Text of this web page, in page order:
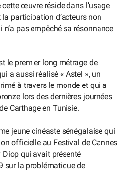
œuvre réside dans l’usage
participation d’acteurs non
n’a pas empêché sa résonnance
le premier long métrage de
a aussi réalisé « Astel », un
à travers le monde et qui a
lors des dernières journées
Carthage en Tunisie.
jeune cinéaste sénégalaise qui
officielle au Festival de Cannes
Diop qui avait présenté
sur la problématique de